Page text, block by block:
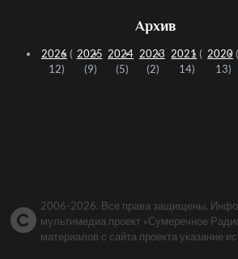
Архив
2026 (
12)
2025
(9)
2024
(5)
2023
(2)
2021 (
14)
2020 (
13)
2006-2026. Все права защищены.
мультимедиа проект «Сумеречное
материалов с сайта проекта указание